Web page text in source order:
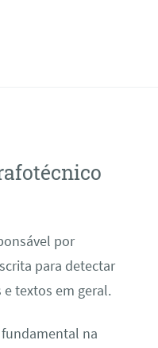
por
para detectar
textos em geral.
na